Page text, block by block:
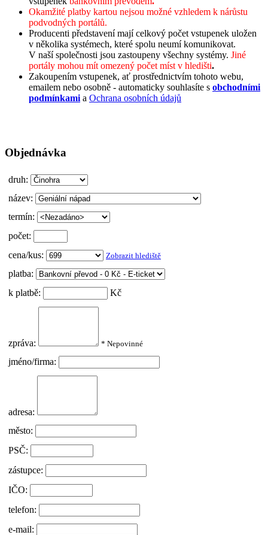
Okamžité platby kartou nejsou možné vzhledem k nárůstu
podvodných portálů.
Producenti představení mají celkový počet vstupenek uložen
v několika systémech, které spolu neumí komunikovat.
V naší společnosti jsou zastoupeny všechny systémy. Jiné
portály mohou mít omezený počet míst v hledišti.
Zakoupením vstupenek, ať prostřednictvím tohoto webu,
emailem nebo osobně - automaticky souhlasíte s obchodními
podmínkamia Ochrana osobních údajů
Objednávka
druh:
název:
termín:
počet:
cena/kus:
Zobrazit hlediště
platba:
k platbě:
Kč
zpráva: * Nepovinné
jméno/firma:
adresa:
město:
PSČ:
zástupce:
IČO:
telefon:
e-mail: